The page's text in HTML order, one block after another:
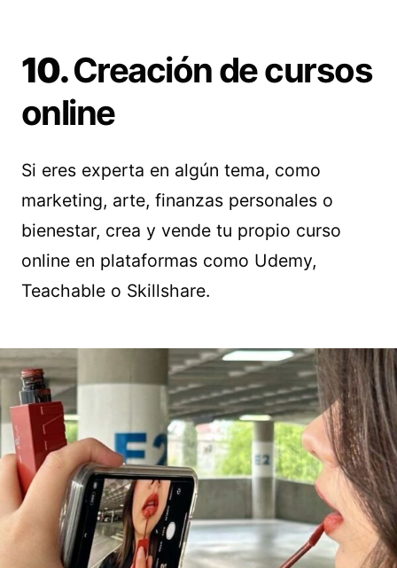
10.Creación de cursos
online
Si eres experta en algún tema, como
marketing, arte, finanzas personales o
bienestar, crea y vende tu propio curso
online en plataformas como Udemy,
Teachable o Skillshare.